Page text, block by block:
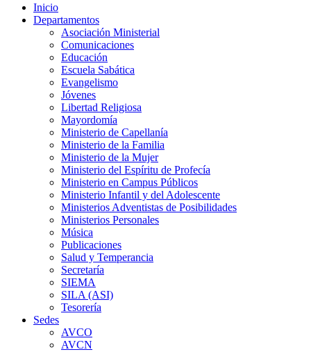
Inicio
Departamentos
Asociación Ministerial
Comunicaciones
Educación
Escuela Sabática
Evangelismo
Jóvenes
Libertad Religiosa
Mayordomía
Ministerio de Capellanía
Ministerio de la Familia
Ministerio de la Mujer
Ministerio del Espíritu de Profecía
Ministerio en Campus Públicos
Ministerio Infantil y del Adolescente
Ministerios Adventistas de Posibilidades
Ministerios Personales
Música
Publicaciones
Salud y Temperancia
Secretaría
SIEMA
SILA (ASI)
Tesorería
Sedes
AVCO
AVCN